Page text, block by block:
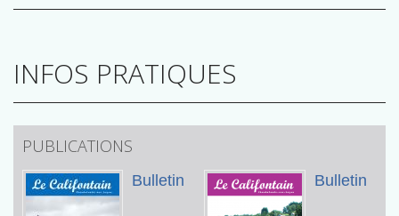
INFOS PRATIQUES
PUBLICATIONS
Bulletin Bulletin